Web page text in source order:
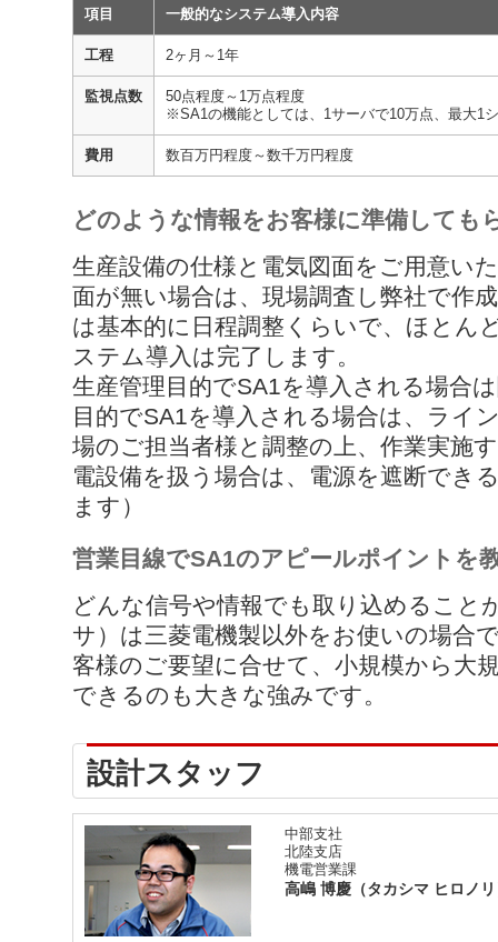
項目 一般的なシステム導入内容
工程 2ヶ月～1年
監視点数
50点程度～1万点程度
※SA1の機能としては、1サーバで10万点、最大1
費用 数百万円程度～数千万円程度
どのような情報をお客様に準備しても
生産設備の仕様と電気図面をご用意い
面が無い場合は、現場調査し弊社で作
は基本的に日程調整くらいで、ほとん
ステム導入は完了します。
生産管理目的でSA1を導入される場合
目的でSA1を導入される場合は、ライ
場のご担当者様と調整の上、作業実施
電設備を扱う場合は、電源を遮断でき
ます）
営業目線でSA1のアピールポイントを
どんな信号や情報でも取り込めること
サ）は三菱電機製以外をお使いの場合
客様のご要望に合せて、小規模から大
できるのも大きな強みです。
設計スタッフ
中部支社
北陸支店
機電営業課
高嶋 博慶（タカシマ ヒロノ